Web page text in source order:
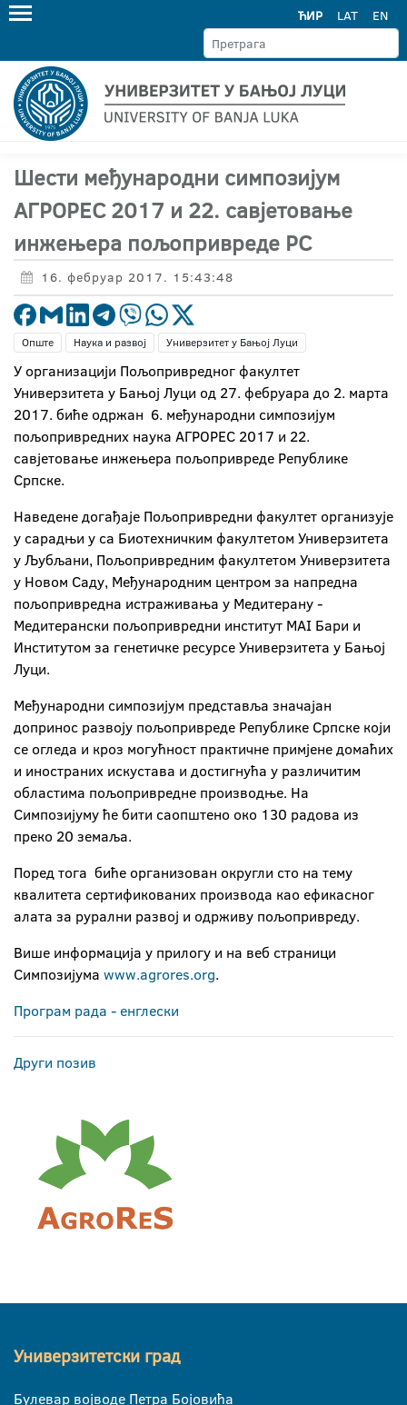
ЋИР LAT EN
Шести међународни симпозијум
АГРОРЕС 2017 и 22. савјетовање
инжењера пољопривреде РС
16. фебруар 2017. 15:43:48
Опште Наука и развој Универзитет у Бањој Луци
У организацији Пољопривредног факултет
Универзитета у Бањој Луци од 27. фебруара до 2. марта
2017. биће одржан 6. међународни симпозијум
пољопривредних наука АГРОРЕС 2017 и 22.
савјетовање инжењера пољопривреде Републике
Српске.
Наведене догађаје Пољопривредни факултет организује
у сарадњи у са Биотехничким факултетом Универзитета
у Љубљани, Пољопривредним факултетом Универзитета
у Новом Саду, Међународним центром за напредна
пољопривредна истраживања у Медитерану -
Медитерански пољопривредни институт MAI Бари и
Институтом за генетичке ресурсе Универзитета у Бањој
Луци.
Међународни симпозијум представља значајан
допринос развоју пољопривреде Републике Српске који
се огледа и кроз могућност практичне примјене домаћих
и иностраних искустава и достигнућа у различитим
областима пољопривредне производње. На
Симпозијуму ће бити саопштено око 130 радова из
преко 20 земаља.
Поред тога биће организован округли сто на тему
квалитета сертификованих производа као ефикасног
алата за рурални развој и одрживу пољопривреду.
Више информација у прилогу и на веб страници
Симпозијума www.agrores.org.
Програм рада - енглески
Други позив
Универзитетски град
Булевар војводе Петра Бојовића